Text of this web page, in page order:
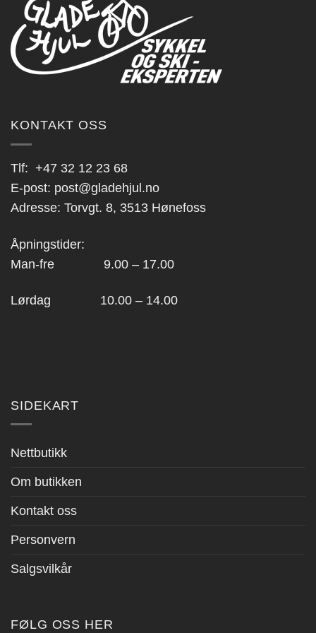
kan
velges
på
produktsiden
KONTAKT OSS
Tlf: +47 32 12 23 68
E-post: post@gladehjul.no
Adresse: Torvgt. 8, 3513 Hønefoss
Åpningstider:
Man-fre 9.00 – 17.00
Lørdag 10.00 – 14.00
SIDEKART
Nettbutikk
Om butikken
Kontakt oss
Personvern
Salgsvilkår
FØLG OSS HER